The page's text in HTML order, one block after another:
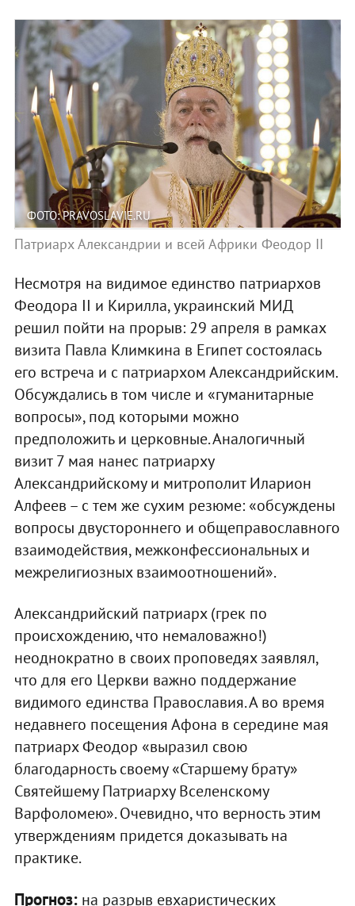
ФОТО: PRAVOSLAVIE.RU
Патриарх Александрии и всей Африки Феодор II
Несмотря на видимое единство патриархов
Феодора II и Кирилла, украинский МИД
решил пойти на прорыв: 29 апреля в рамках
визита Павла Климкина в Египет состоялась
его встреча и с патриархом Александрийским.
Обсуждались в том числе и «гуманитарные
вопросы», под которыми можно
предположить и церковные. Аналогичный
визит 7 мая нанес патриарху
Александрийскому и митрополит Иларион
Алфеев – с тем же сухим резюме: «обсуждены
вопросы двустороннего и общеправославного
взаимодействия, межконфессиональных и
межрелигиозных взаимоотношений».
Александрийский патриарх (грек по
происхождению, что немаловажно!)
неоднократно в своих проповедях заявлял,
что для его Церкви важно поддержание
видимого единства Православия. А во время
недавнего посещения Афона в середине мая
патриарх Феодор «выразил свою
благодарность своему «Старшему брату»
Святейшему Патриарху Вселенскому
Варфоломею». Очевидно, что верность этим
утверждениям придется доказывать на
практике.
Прогноз:на разрыв евхаристических